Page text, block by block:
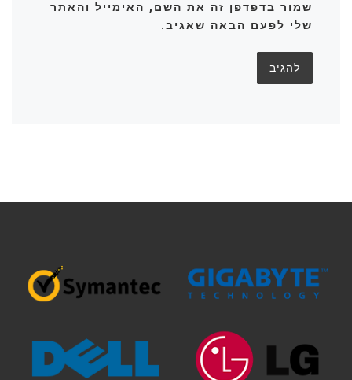
שמור בדפדפן זה את השם, האימייל והאתר
שלי לפעם הבאה שאגיב.